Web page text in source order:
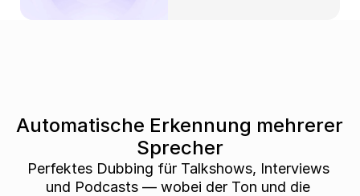
Automatische Erkennung mehrerer
Sprecher
Perfektes Dubbing für Talkshows, Interviews
und Podcasts — wobei der Ton und die